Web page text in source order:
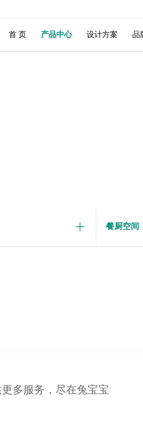
首 页 产品中心 设计方案 品
餐厨空间
多服务，尽在兔宝宝